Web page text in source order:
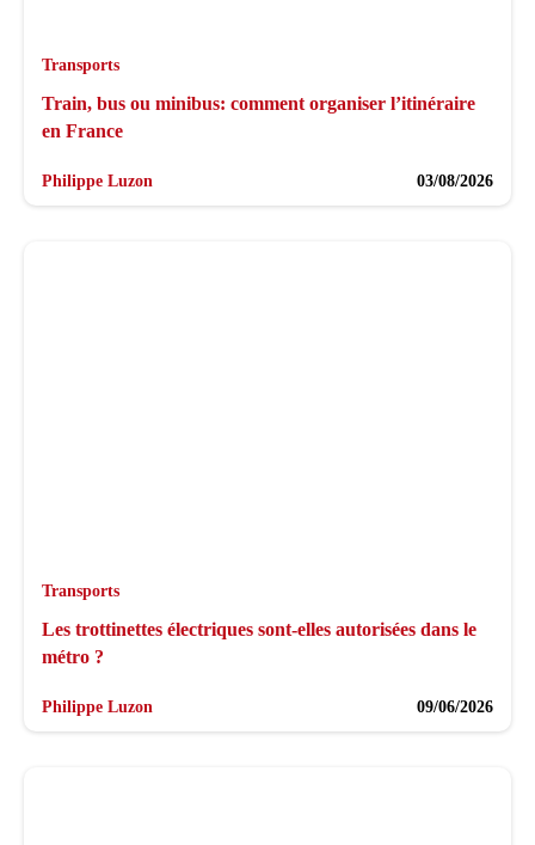
Transports
Train, bus ou minibus: comment organiser l’itinéraire
en France
Philippe Luzon 03/08/2026
Transports
Les trottinettes électriques sont-elles autorisées dans le
métro ?
Philippe Luzon 09/06/2026